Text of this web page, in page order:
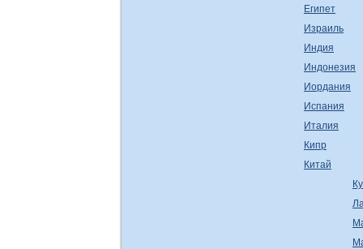
Египет
Израиль
Индия
Индонезия
Иордания
Испания
Италия
Кипр
Китай